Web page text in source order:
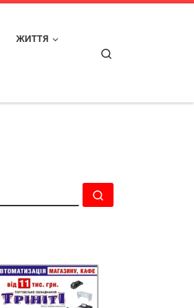
ЖИТТЯ
ПОШУК